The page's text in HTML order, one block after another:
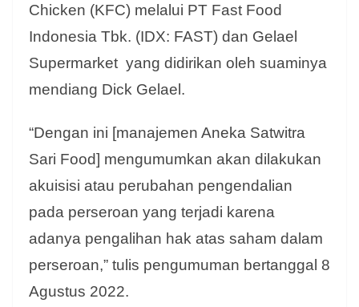
Chicken (KFC) melalui PT Fast Food
Indonesia Tbk. (IDX: FAST) dan Gelael
Supermarket yang didirikan oleh suaminya
mendiang Dick Gelael.
“Dengan ini [manajemen Aneka Satwitra
Sari Food] mengumumkan akan dilakukan
akuisisi atau perubahan pengendalian
pada perseroan yang terjadi karena
adanya pengalihan hak atas saham dalam
perseroan,” tulis pengumuman bertanggal 8
Agustus 2022.